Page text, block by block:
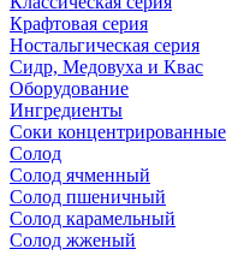
Крафтовая серия
Ностальгическая серия
Сидр, Медовуха и Квас
Оборудование
Ингредиенты
Соки концентрированные
Солод
Солод ячменный
Солод пшеничный
Солод карамельный
Солод жженый